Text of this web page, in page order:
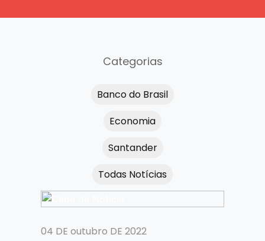
Categorias
Banco do Brasil
Economia
Santander
Todas Notícias
04 DE outubro DE 2022